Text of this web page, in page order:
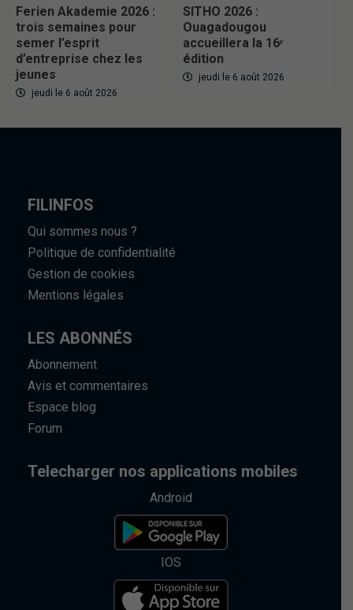
Ferien Akademie 2026 :
trois semaines pour
semer l’esprit
d’entreprise chez les
jeunes
jeudi le 6 août 2026
SITHO 2026 :
Ouagadougou
accueillera la 16ᵉ
édition
jeudi le 6 août 2026
FILINFOS
Qui sommes nous ?
Politique de confidentialité
Gestion de cookies
Mentions légales
LES ABONNÉS
Abonnement
Avis et commentaires
Espace blog
Forum
Telecharger nos applications mobiles
Android
IOS